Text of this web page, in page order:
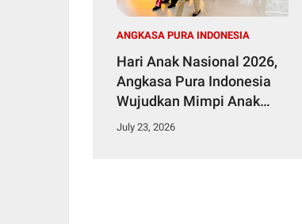
ANGKASA PURA INDONESIA
Hari Anak Nasional 2026,
Angkasa Pura Indonesia
Wujudkan Mimpi Anak
Lewat Program Airports
July 23, 2026